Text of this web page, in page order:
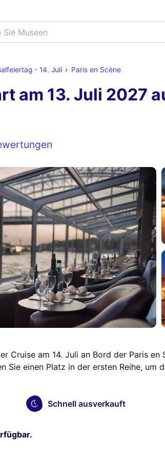
Sie Museen
- 14. Juli Paris en Scène
am 13. Juli 2027
Cruise am 14. Juli an Bord der Paris en
Sie einen Platz in der ersten Reihe, um
Schnell ausverkauft